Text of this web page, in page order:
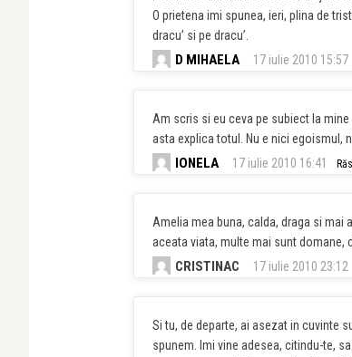
O prietena imi spunea, ieri, plina de
dracu’ si pe dracu’.
D MIHAELA 17 iulie 2010 15:57
Am scris si eu ceva pe subiect la
asta explica totul. Nu e nici egoismul,
IONELA 17 iulie 2010 16:41
Amelia mea buna, calda, draga si
aceata viata, multe mai sunt
CRISTINAC 17 iulie 2010 23:12
Si tu, de departe, ai asezat in cuvinte
spunem. Imi vine adesea, citindu-te,